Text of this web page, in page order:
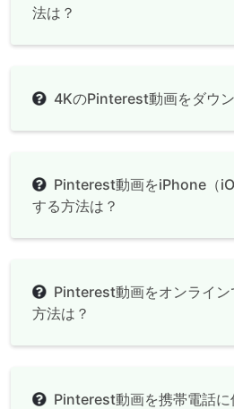
法は？
4KのPinterest動画をダウ
Pinterest動画をiPhone（
する方法は？
Pinterest動画をオンライン
方法は？
Pinterest動画を携帯電話に